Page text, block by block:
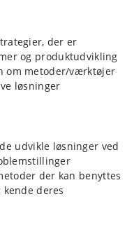
der er
og produktudvikling
om metoder/værktøjer
løsninger
udvikle løsninger ved
der kan benyttes
deres